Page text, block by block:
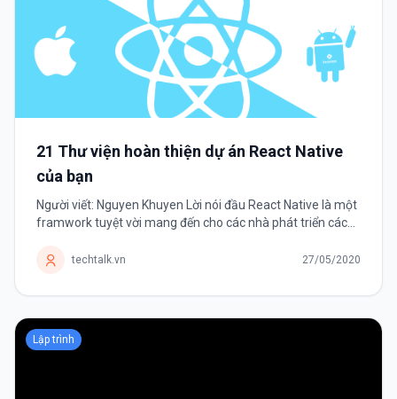
21 Thư viện hoàn thiện dự án React Native
của bạn
Người viết: Nguyen Khuyen Lời nói đầu React Native là một
framwork tuyệt vời mang đến cho các nhà phát triển cách
danh sách dài các thư...
techtalk.vn 27/05/2020
Lập trình